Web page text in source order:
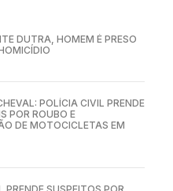
DUTRA, HOMEM É PRESO
POLÍCIA CIVIL PRENDE
POR ROUBO E
DE MOTOCICLETAS EM